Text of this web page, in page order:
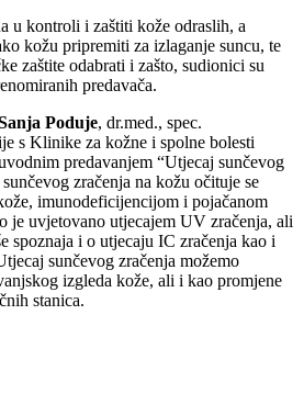
u kontroli i zaštiti kože odraslih, a
kožu pripremiti za izlaganje suncu, te
zaštite odabrati i zašto, sudionici su
predavača.
Poduje, dr.med., spec.
s Klinike za kožne i spolne bolesti
predavanjem “Utjecaj sunčevog
zračenja na kožu očituje se
imunodeficijencijom i pojačanom
je uvjetovano utjecajem UV zračenja, ali
spoznaja i o utjecaju IC zračenja kao i
sunčevog zračenja možemo
izgleda kože, ali i kao promjene
stanica.